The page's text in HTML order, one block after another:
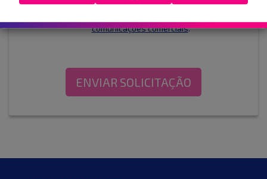
comunicações comerciais.
ENVIAR SOLICITAÇÃO